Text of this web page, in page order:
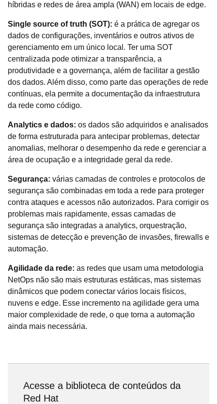
híbridas e redes de área ampla (WAN) em locais de edge.
Single source of truth (SOT): é a prática de agregar os
dados de configurações, inventários e outros ativos de
gerenciamento em um único local. Ter uma SOT
centralizada pode otimizar a transparência, a
produtividade e a governança, além de facilitar a gestão
dos dados. Além disso, como parte das operações de rede
contínuas, ela permite a documentação da infraestrutura
da rede como código.
Analytics e dados: os dados são adquiridos e analisados
de forma estruturada para antecipar problemas, detectar
anomalias, melhorar o desempenho da rede e gerenciar a
área de ocupação e a integridade geral da rede.
Segurança: várias camadas de controles e protocolos de
segurança são combinadas em toda a rede para proteger
contra ataques e acessos não autorizados. Para corrigir os
problemas mais rapidamente, essas camadas de
segurança são integradas a analytics, orquestração,
sistemas de detecção e prevenção de invasões, firewalls e
automação.
Agilidade da rede: as redes que usam uma metodologia
NetOps não são mais estruturas estáticas, mas sistemas
dinâmicos que podem conectar vários locais físicos,
nuvens e edge. Esse incremento na agilidade gera uma
maior complexidade de rede, o que torna a automação
ainda mais necessária.
Acesse a biblioteca de conteúdos da
Red Hat